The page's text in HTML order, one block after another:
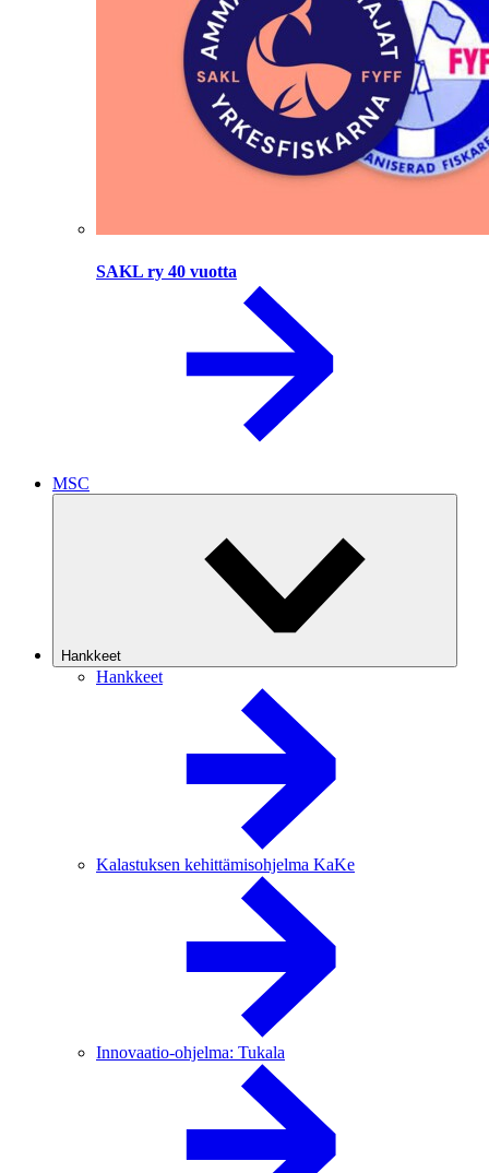
SAKL ry 40 vuotta
MSC
Hankkeet
Hankkeet
Kalastuksen kehittämisohjelma KaKe
Innovaatio-ohjelma: Tukala